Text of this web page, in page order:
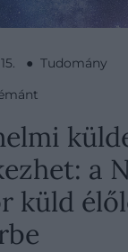
● Tudomány
a
küld